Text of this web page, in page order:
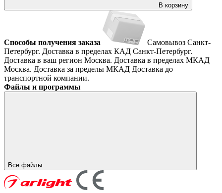
В корзину
Способы получения заказа Самовывоз Санкт-
Петербург. Доставка в пределах КАД Санкт-Петербург.
Доставка в ваш регион Москва. Доставка в пределах МКАД
Москва. Доставка за пределы МКАД Доставка до
транспортной компании.
Файлы и программы
Все файлы